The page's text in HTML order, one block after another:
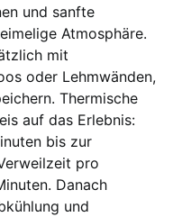
und sanfte
Atmosphäre.
mit
oder Lehmwänden,
Thermische
auf das Erlebnis:
bis zur
pro
Danach
und